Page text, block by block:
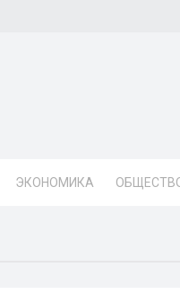
ЭКОНОМИКА